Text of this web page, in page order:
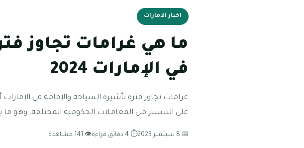
اخبار الامارات
ما هي غرامات تجاوز
في الإمارات 2024
غرامات تجاوز فترة تأشيرة السياحة والإقامة في
على التيسير من المعاملات الحكومية المختلفة، وهو ما
📅 8 سبتمبر 2023 ⏱ 4 دقائق قراءة 👁 141 مشاهدة